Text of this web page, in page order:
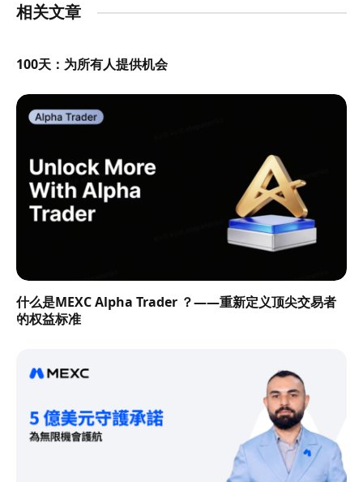
相关文章
100天：为所有人提供机会
什么是MEXC Alpha Trader ？——重新定义顶尖交易者
的权益标准